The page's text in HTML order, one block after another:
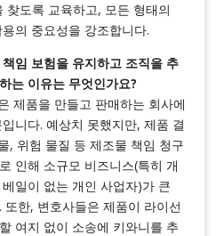
찾도록 교육하고, 모든 형태의
의 중요성을 강조합니다.
임 보험을 유지하고 조직을 추
는 이유는 무엇인가요?
제품을 만들고 판매하는 회사에
니다. 예상치 못했지만, 제품 결
, 위험 물질 등 제조물 책임 청구
인해 소규모 비즈니스(특히 개
일이 없는 개인 사업자)가 큰
한, 변호사들은 제품이 라이선
여지 없이 소송에 키와니를 추